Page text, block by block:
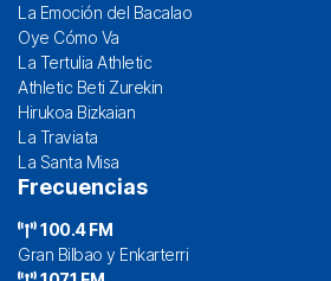
La Emoción del Bacalao
Oye Cómo Va
La Tertulia Athletic
Athletic Beti Zurekin
Hirukoa Bizkaian
La Traviata
La Santa Misa
Frecuencias
100.4 FM
Gran Bilbao y Enkarterri